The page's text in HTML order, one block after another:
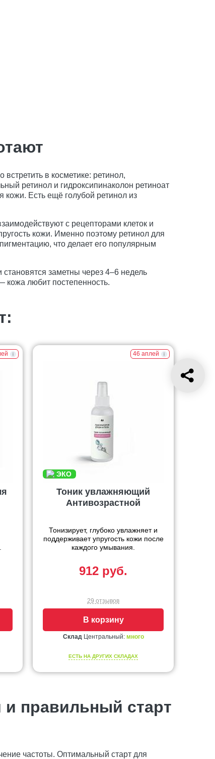
в косметике: ретинол,
ретинол и гидроксипинаколон ретиноат
кожи. Есть ещё голубой ретинол из
с рецепторами клеток и
кожи. Именно поэтому ретинол для
что делает его популярным
заметны через 4–6 недель
кожа любит постепенность.
46 аплей
Тоник увлажняющий
Антивозрастной
Тонизирует, глубоко увлажняет и
поддерживает упругость кожи после
каждого умывания.
912 руб.
29 отзывов
В корзину
СкладЦентральный: много
ЕСТЬ НА ДРУГИХ СКЛАДАХ
и правильный старт
частоты. Оптимальный старт для